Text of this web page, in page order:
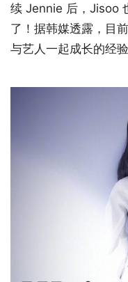
续 Jennie 后，Jisoo
了！据韩媒透露，目
与艺人一起成长的经验